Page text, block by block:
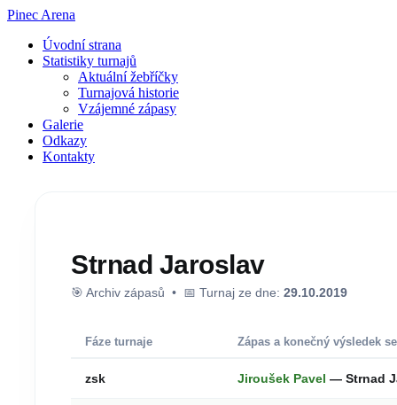
Pinec Arena
Úvodní strana
Statistiky turnajů
Aktuální žebříčky
Turnajová historie
Vzájemné zápasy
Galerie
Odkazy
Kontakty
Strnad Jaroslav
🎯 Archiv zápasů • 📅 Turnaj ze dne: 29.10.2019
Fáze turnaje Zápas a konečný výsledek
zsk Jiroušek Pavel — Strnad